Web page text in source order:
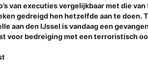
van executies vergelijkbaar met die
gedreigd hen hetzelfde aan te doen.
aan den IJssel is vandaag een
voor bedreiging met een terroristisch